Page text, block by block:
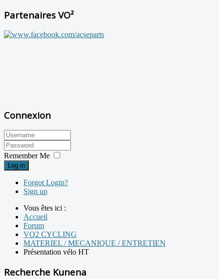
Partenaires VO²
Connexion
Remember Me
Log in
Forgot Login?
Sign up
Vous êtes ici :
Accueil
Forum
VO2 CYCLING
MATERIEL / MECANIQUE / ENTRETIEN
Présentation vélo HT
Recherche Kunena